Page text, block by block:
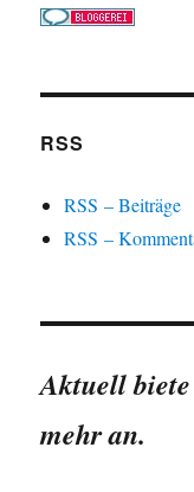
RSS
RSS – Beiträge
RSS –
Aktuell
mehr an.